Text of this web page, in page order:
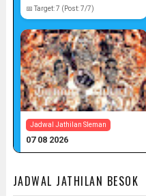
📅 Target: 7 (Post: 7/7)
Jadwal Jathilan Sleman
07 08 2026
JADWAL JATHILAN BESOK